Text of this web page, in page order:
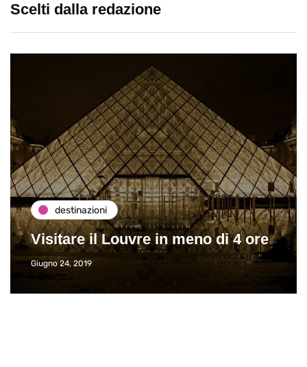
Scelti dalla redazione
destinazioni
Visitare il Louvre in meno di 4 ore
Giugno 24, 2019